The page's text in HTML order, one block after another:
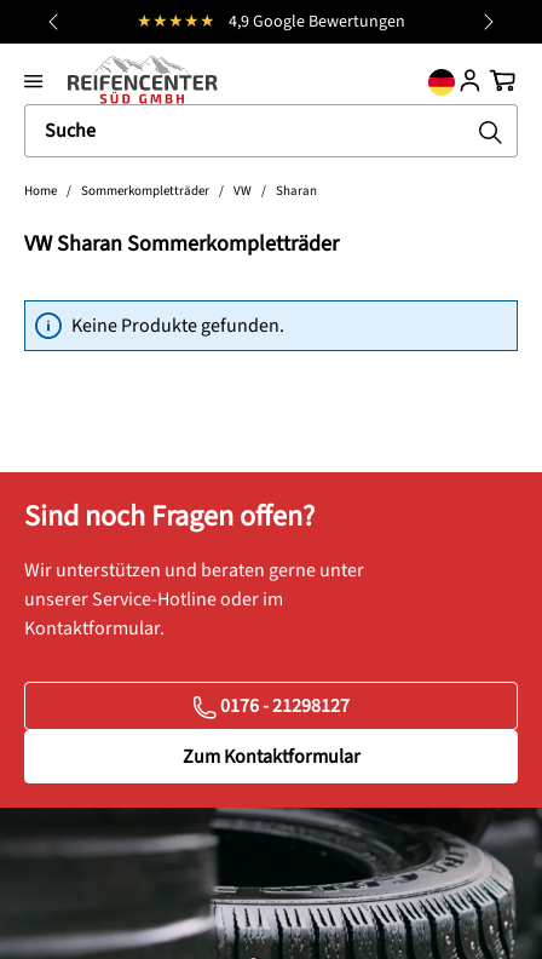
springen ★★★★★ 4,9 Google Bewertungen
general.prev
Home / Sommerkompletträder / VW / Sharan
VW Sharan Sommerkompletträder
Keine Produkte gefunden.
Sind noch Fragen offen?
Wir unterstützen und beraten gerne unter
unserer Service-Hotline oder im
Kontaktformular.
0176 - 21298127
Zum Kontaktformular